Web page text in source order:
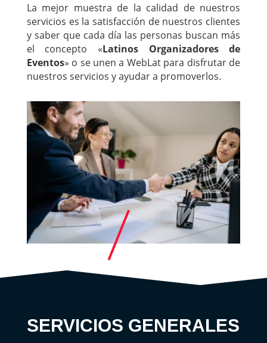
La mejor muestra de la calidad de nuestros
servicios es la satisfacción de nuestros clientes
y saber que cada día las personas buscan más
el concepto «Latinos Organizadores de
Eventos» o se unen a WebLat para disfrutar de
nuestros servicios y ayudar a promoverlos.
SERVICIOS GENERALES